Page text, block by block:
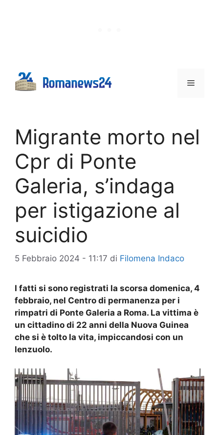
Menu
Migrante morto nel
Cpr di Ponte
Galeria, s’indaga
per istigazione al
suicidio
5 Febbraio 2024 - 11:17 di Filomena Indaco
I fatti si sono registrati la scorsa domenica, 4
febbraio, nel Centro di permanenza per i
rimpatri di Ponte Galeria a Roma. La vittima è
un cittadino di 22 anni della Nuova Guinea
che si è tolto la vita, impiccandosi con un
lenzuolo.